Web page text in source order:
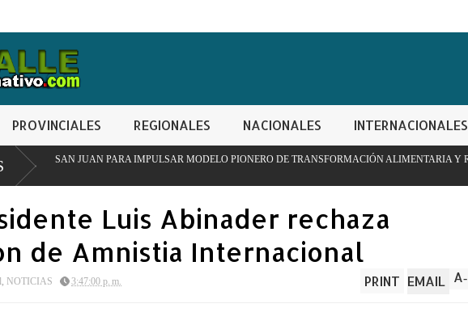
PROVINCIALES REGIONALES NACIONALES INTERNACIONALES
IMPULSAR MODELO PIONERO DE TRANSFORMACIÓN ALIMENTARIA Y REDES ESCOLARES
Luis Abinader rechaza
de Amnistia Internacional
, NOTICIAS 3:47:00 p. m. A-
PRINT EMAIL